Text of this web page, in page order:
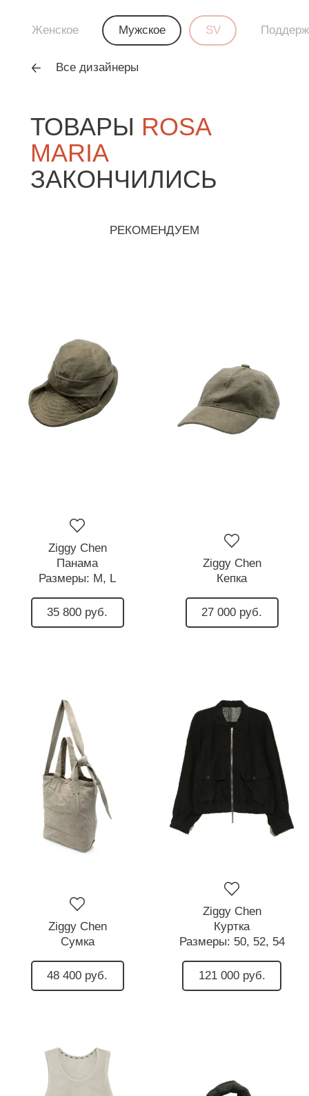
ТОВАРЫ ROSA
MARIA
ЗАКОНЧИЛИСЬ
РЕКОМЕНДУЕМ
Ziggy Chen
Панама
Размеры: M, L
35 800 руб.
Ziggy Chen
Кепка
27 000 руб.
Ziggy Chen
Сумка
48 400 руб.
Ziggy Chen
Куртка
Размеры: 50, 52, 54
121 000 руб.
Женское Мужское SV
Все дизайнеры